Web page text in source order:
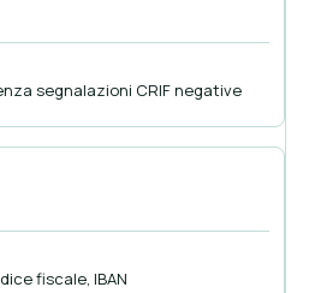
segnalazioni CRIF negative
fiscale, IBAN